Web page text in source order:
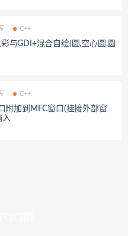
C++
与GDI+混合自绘(圆,空心圆,圆
C++
附加到MFC窗口(挂接外部窗
入